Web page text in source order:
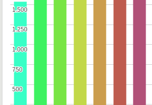
500
500
750
750
1.000
1.000
1.250
1.250
1.500
1.500